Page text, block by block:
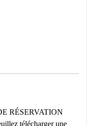
RÉSERVATION
télécharger une